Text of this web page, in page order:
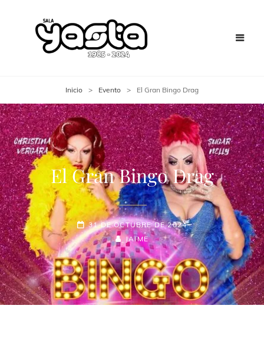
Inicio > Evento > El Gran Bingo Drag
El Gran Bingo Drag
31 DE OCTUBRE DE 2024
JAIME